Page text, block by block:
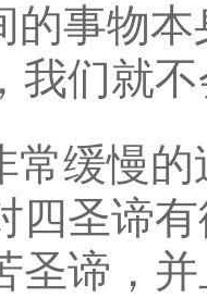
的事物
我们就
常缓慢
四圣谛
圣谛，